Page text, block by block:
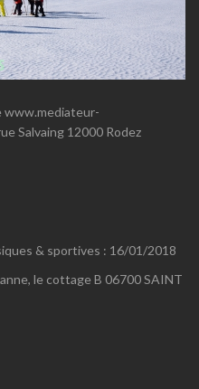
www.mediateur-
Salvaing 12000 Rodez
& sportives : 16/01/2018
le cottage B 06700 SAINT